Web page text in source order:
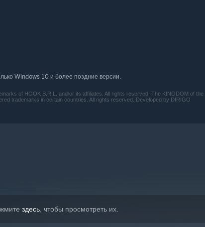
Windows 10 и более поздние версии.
of HOOK S.R.L. and/or its affiliates. All rights reserved. The KINGDOM of the
trademarks in certain countries. All rights reserved. Developed by DIRIGO
здесь, чтобы просмотреть их.